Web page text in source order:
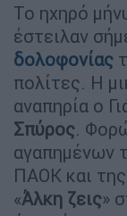
Το ηχηρό
έστειλαν
δολοφονίας
πολίτες. Η
αναπηρία ο
Σπύρος.
αγαπημένων
ΠΑΟΚ και
«Άλκη ζεις»